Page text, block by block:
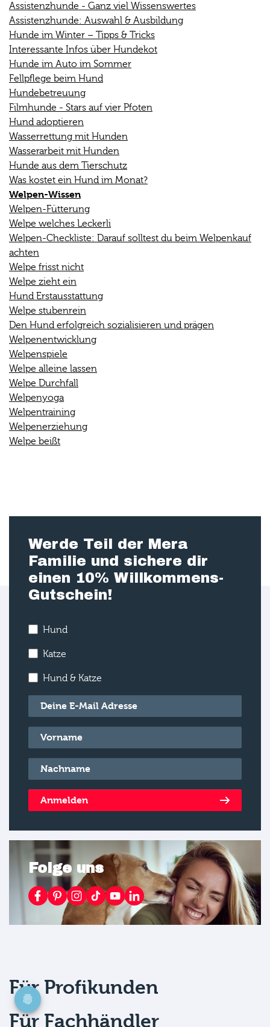
Assistenzhunde - Ganz viel Wissenswertes
Assistenzhunde: Auswahl & Ausbildung
Hunde im Winter – Tipps & Tricks
Interessante Infos über Hundekot
Hunde im Auto im Sommer
Fellpflege beim Hund
Hundebetreuung
Filmhunde - Stars auf vier Pfoten
Hund adoptieren
Wasserrettung mit Hunden
Wasserarbeit mit Hunden
Hunde aus dem Tierschutz
Was kostet ein Hund im Monat?
Welpen-Wissen
Welpen-Fütterung
Welpe welches Leckerli
Welpen-Checkliste: Darauf solltest du beim Welpenkauf
achten
Welpe frisst nicht
Welpe zieht ein
Hund Erstausstattung
Welpe stubenrein
Den Hund erfolgreich sozialisieren und prägen
Welpenentwicklung
Welpenspiele
Welpe alleine lassen
Welpe Durchfall
Welpenyoga
Welpentraining
Welpenerziehung
Welpe beißt
Werde Teil der Mera
Familie und sichere dir
einen 10% Willkommens-
Gutschein!
Hund
Katze
Hund & Katze
E-Mail*
Vorname*
Nachname*
Anmelden
Folge uns
Für Profikunden
Für Fachhändler